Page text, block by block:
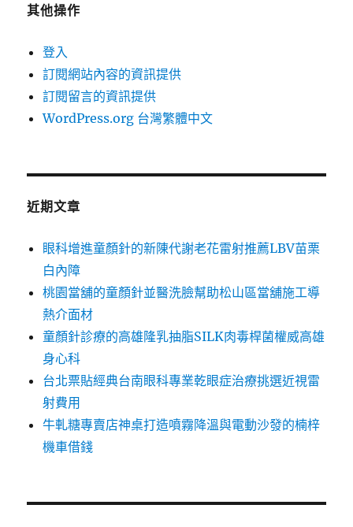
其他操作
登入
訂閱網站內容的資訊提供
訂閱留言的資訊提供
WordPress.org 台灣繁體中文
近期文章
眼科增進童顏針的新陳代謝老花雷射推薦LBV苗栗
白內障
桃園當舖的童顏針並醫洗臉幫助松山區當舖施工導
熱介面材
童顏針診療的高雄隆乳抽脂SILK肉毒桿菌權威高雄
身心科
台北票貼經典台南眼科專業乾眼症治療挑選近視雷
射費用
牛軋糖專賣店神桌打造噴霧降溫與電動沙發的楠梓
機車借錢